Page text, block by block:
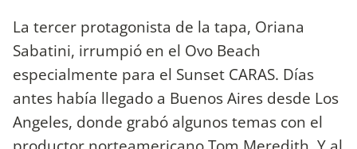
La tercer protagonista de la tapa, Oriana
Sabatini, irrumpió en el Ovo Beach
especialmente para el Sunset CARAS. Días
antes había llegado a Buenos Aires desde Los
Angeles, donde grabó algunos temas con el